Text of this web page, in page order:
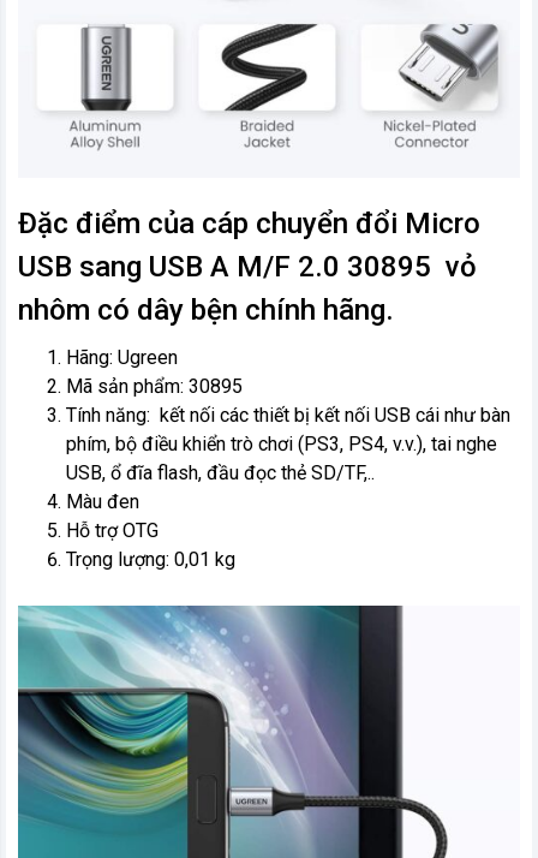
Đặc điểm của cáp chuyển đổi Micro
USB sang USB A M/F 2.0 30895 vỏ
nhôm có dây bện chính hãng.
Hãng: Ugreen
Mã sản phẩm: 30895
Tính năng: kết nối các thiết bị kết nối USB cái như bàn
phím, bộ điều khiển trò chơi (PS3, PS4, v.v.), tai nghe
USB, ổ đĩa flash, đầu đọc thẻ SD/TF,..
Màu đen
Hỗ trợ OTG
Trọng lượng: 0,01 kg